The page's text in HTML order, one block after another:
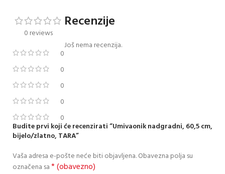
0 reviews
0
0
0
0
0
Recenzije
Još nema recenzija.
Budite prvi koji će recenzirati “Umivaonik nadgradni, 60,5 cm,
bijelo/zlatno, TARA”
Vaša adresa e-pošte neće biti objavljena.Obavezna polja su
označena sa* (obavezno)